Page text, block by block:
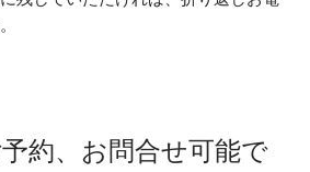
約、お問合せ可能で